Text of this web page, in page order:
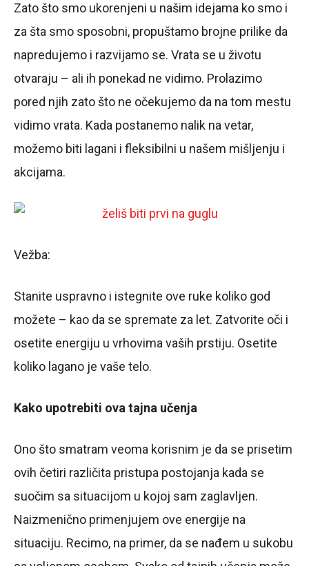
Zato što smo ukorenjeni u našim idejama ko smo i
za šta smo sposobni, propuštamo brojne prilike da
napredujemo i razvijamo se. Vrata se u životu
otvaraju – ali ih ponekad ne vidimo. Prolazimo
pored njih zato što ne očekujemo da na tom mestu
vidimo vrata. Kada postanemo nalik na vetar,
možemo biti lagani i fleksibilni u našem mišljenju i
akcijama.
Vežba:
Stanite uspravno i istegnite ove ruke koliko god
možete – kao da se spremate za let. Zatvorite oči i
osetite energiju u vrhovima vaših prstiju. Osetite
koliko lagano je vaše telo.
Kako upotrebiti ova tajna učenja
Ono što smatram veoma korisnim je da se prisetim
ovih četiri različita pristupa postojanja kada se
suočim sa situacijom u kojoj sam zaglavljen.
Naizmenično primenjujem ove energije na
situaciju. Recimo, na primer, da se nađem u sukobu